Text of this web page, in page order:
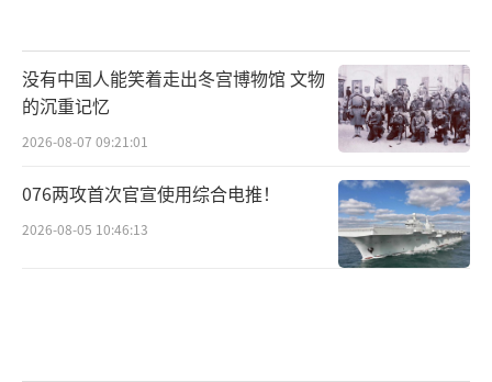
伊拉克政府：尊重全体叙利亚人民的自由
意愿
姆·阿瓦迪发表声明称，伊拉克政府正密切关
注叙利亚局势的发展，将继续与友好国家进行
联系，以推动稳定当前局势、维护当地公共秩
没有中国人能笑着走出冬宫博物馆 文物
的沉重记忆
2026-08-07 09:21:01
076两攻首次官宣使用综合电推！
2026-08-05 10:46:13